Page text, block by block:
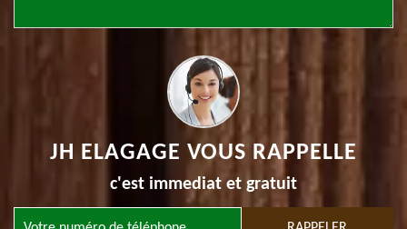
JH ELAGAGE VOUS RAPPELLE
c'est immediat et gratuit